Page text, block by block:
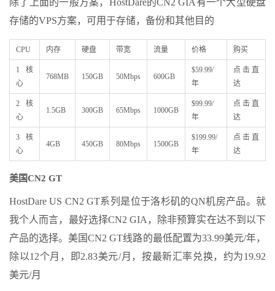
除了上面的一般方案，HostDare的CN2 GIA有一个大型硬盘
存储的VPS方案，可用于存储，备份和其他目的
CPU 内存 硬盘 带宽 流量 价格 购买
1核
心
768MB 150GB 50Mbps 600GB
$59.99/
年
点击直
达
2核
心
1.5GB 300GB 65Mbps 1000GB
$99.99/
年
点击直
达
3核
心
4GB 450GB 80Mbps 1500GB
$199.99/
年
点击直
达
美国CN2 GT
HostDare US CN2 GT系列是位于洛杉矶的QN机房产品。就
我个人而言，最好选择CN2 GIA，除非预算实在达不到以下
产品的选择。美国CN2 GT线路的最低配置为33.99美元/年，
除以12个月，即2.83美元/月，按最新汇率兑换，约为19.92
美元/月